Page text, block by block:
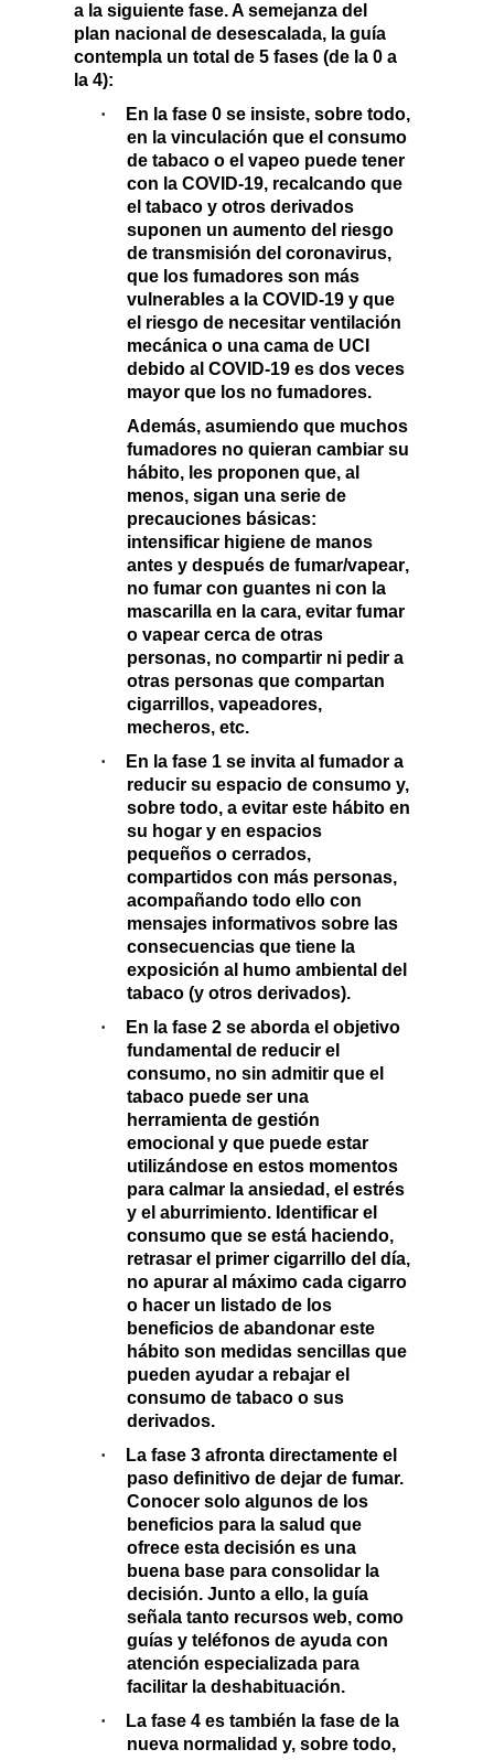
a la siguiente fase.A semejanza del
plan nacional de desescalada, la guía
contempla un total de 5 fases (de la 0 a
la 4):
·
En la fase 0se insiste, sobre todo,
en la vinculación que el consumo
de tabaco o el vapeo puede tener
con la COVID-19, recalcando que
el tabaco y otros derivados
suponen un aumento del riesgo
de transmisión del coronavirus,
que los fumadores son más
vulnerables a la COVID-19 y que
el riesgo de necesitar ventilación
mecánica o una cama de UCI
debido al COVID-19 es dos veces
mayor que los no fumadores.
Además, asumiendo que muchos
fumadores no quieran cambiar su
hábito, les proponen que, al
menos, sigan una serie de
precauciones básicas:
intensificar higiene de manos
antes y después de fumar/vapear,
no fumar con guantes ni con la
mascarilla en la cara, evitarfumar
o vapear cerca de otras
personas, no compartirni pedir a
otras personas que compartan
cigarrillos, vapeadores,
mecheros, etc.
·
En la fase 1se invita al fumador a
reducir su espacio de consumoy,
sobre todo, a evitar este hábito en
su hogar y en espacios
pequeños o cerrados,
compartidos con más personas,
acompañando todo ello con
mensajes informativos sobre las
consecuencias que tiene la
exposición al humo ambiental del
tabaco (y otros derivados).
·
En la fase 2se aborda el objetivo
fundamental de reducir el
consumo, no sin admitir que el
tabaco puede ser una
herramienta de gestión
emocional y que puede estar
utilizándose en estos momentos
para calmar la ansiedad, el estrés
y el aburrimiento. Identificar el
consumo que se está haciendo,
retrasar el primer cigarrillo del día,
no apurar al máximo cada cigarro
o hacer un listado de los
beneficios de abandonar este
hábito son medidas sencillas que
pueden ayudar a rebajar el
consumo de tabaco o sus
derivados.
·
La fase 3afronta directamente el
paso definitivo de dejar de fumar.
Conocer solo algunos de los
beneficios para la salud que
ofrece esta decisión es una
buena base para consolidar la
decisión. Junto a ello, la guía
señala tanto recursos web, como
guías y teléfonos de ayuda con
atención especializada para
facilitar la deshabituación.
·
La fase 4 es también la fase de la
nueva normalidad y, sobre todo,